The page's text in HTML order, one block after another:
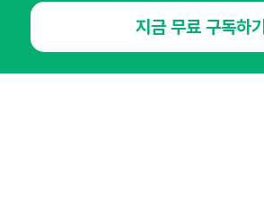
이용약관
instagramthreadkakaotalk
지금 무료 구독하기